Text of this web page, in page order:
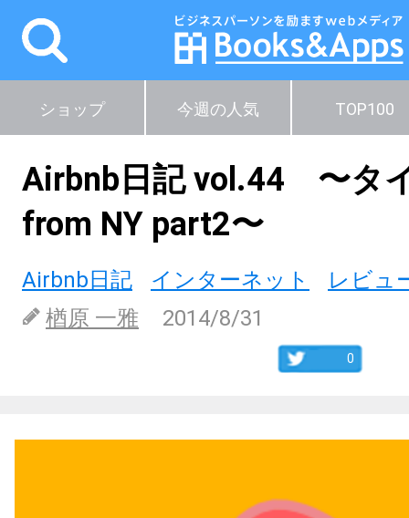
ショップ 今週の人気 TOP100
Airbnb日記 vol.44 〜タ
from NY part2〜
Airbnb日記 インターネット
レビュ
楢原 一雅
2014/8/31
0